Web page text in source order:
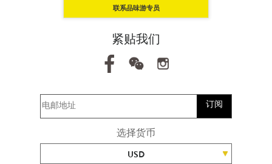
联系品味游专员
紧贴我们
订阅
选择货币
USD